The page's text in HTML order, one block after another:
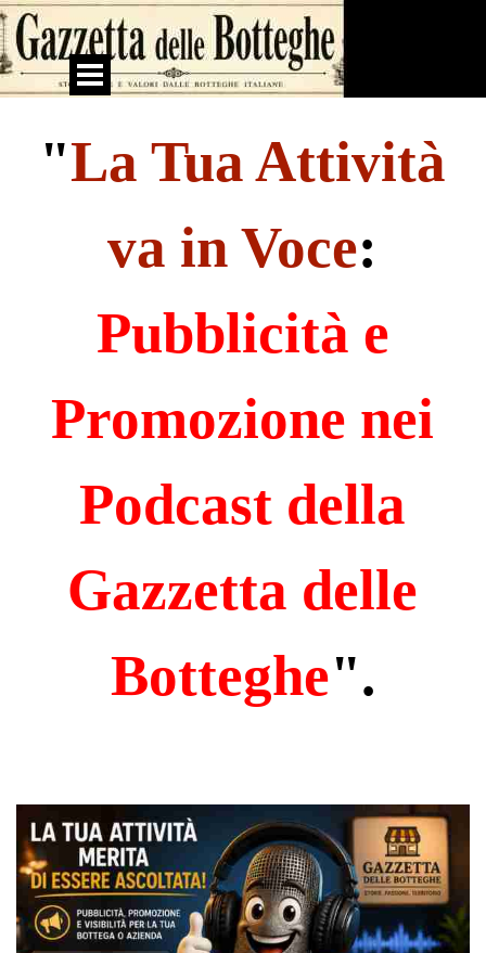
Vai ai contenuti
Salta menù
"La Tua Attività
va in Voce:
Pubblicità e
Promozione nei
Podcast della
Gazzetta delle
Botteghe".